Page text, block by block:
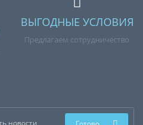
ВЫГОДНЫЕ УСЛОВИЯ
Предлагаем сотрудничество